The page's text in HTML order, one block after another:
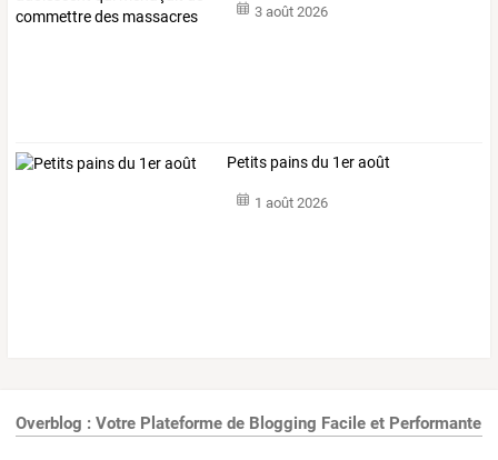
3 août 2026
Petits pains du 1er août
1 août 2026
Overblog : Votre Plateforme de Blogging Facile et Performante